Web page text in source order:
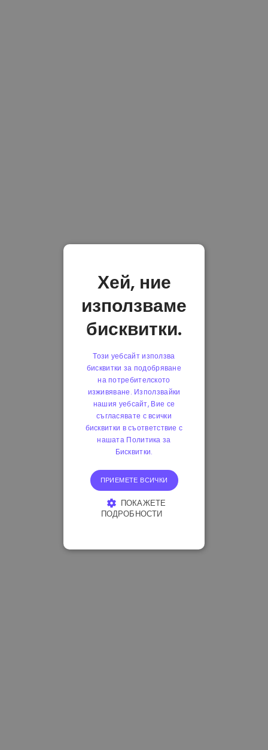
Хей, ние
използваме
бисквитки.
Този уебсайт използва
бисквитки за подобряване
на потребителското
изживяване. Използвайки
нашия уебсайт, Вие се
съгласявате с всички
бисквитки в съответствие с
нашата Политика за
Бисквитки.
ПРИЕМЕТЕ ВСИЧКИ
ПОКАЖЕТЕ
ПОДРОБНОСТИ